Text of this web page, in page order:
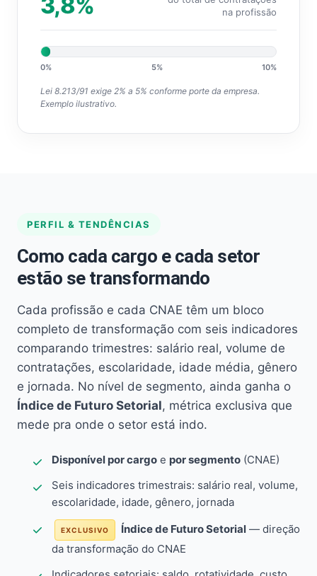
na profissão
0% 5% 10%
Lei 8.213/91 exige 2% a 5% conforme porte da empresa.
Exemplo ilustrativo.
PERFIL & TENDÊNCIAS
Como cada cargo e cada setor
estão se transformando
Cada profissão e cada CNAE têm um bloco
completo de transformação com seis indicadores
comparando trimestres: salário real, volume de
contratações, escolaridade, idade média, gênero
e jornada. No nível de segmento, ainda ganha o
Índice de Futuro Setorial, métrica exclusiva que
mede pra onde o setor está indo.
Disponível por cargo e por segmento (CNAE)
Seis indicadores trimestrais: salário real, volume,
escolaridade, idade, gênero, jornada
EXCLUSIVO Índice de Futuro Setorial — direção
da transformação do CNAE